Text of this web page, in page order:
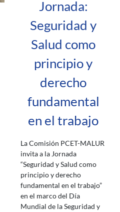
Jornada:
Seguridad y
Salud como
principio y
derecho
fundamental
en el trabajo
La Comisión PCET-MALUR
invita a la Jornada
“Seguridad y Salud como
principio y derecho
fundamental en el trabajo”
en el marco del Día
Mundial de la Seguridad y